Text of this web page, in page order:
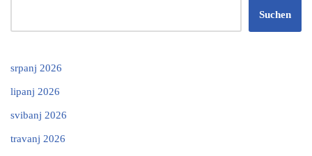
Suchen
srpanj 2026
lipanj 2026
svibanj 2026
travanj 2026